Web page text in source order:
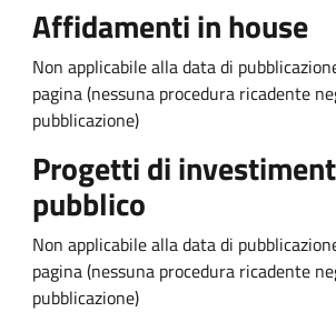
Affidamenti in house
Non applicabile alla data di
pagina (nessuna procedura ricadente
pubblicazione)
Progetti di
pubblico
Non applicabile alla data di
pagina (nessuna procedura ricadente
pubblicazione)